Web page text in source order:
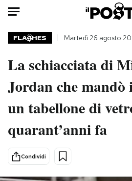
Auto
HOME
Italia
Politica
Tecnologia
Scienza
Cultura
FLA HES Martedì 26 agosto
La schiacciata di
Jordan che
un tabellone di
quarant’anni fa
Condividi